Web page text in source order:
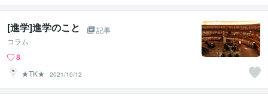
[進学]進学のこと
記事
コラム
8
★TK★
2021/10/12